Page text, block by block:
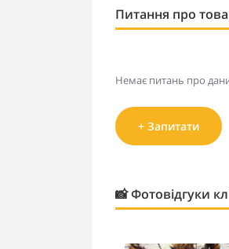
Питання про
Немає питань про
+ Запитати
📸 Фотовідгуки